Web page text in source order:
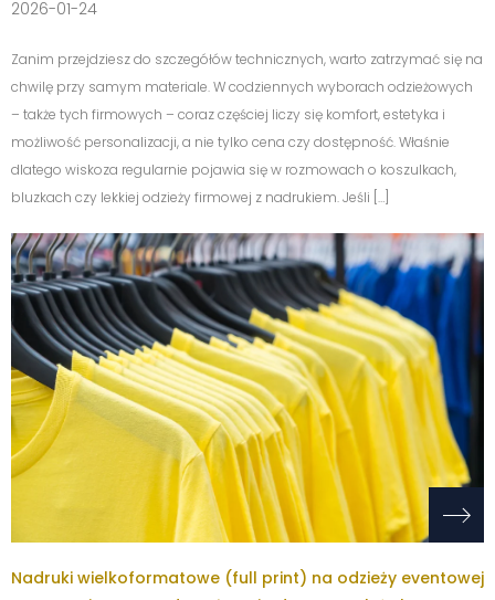
2026-01-24
Zanim przejdziesz do szczegółów technicznych, warto zatrzymać się na
chwilę przy samym materiale. W codziennych wyborach odzieżowych
– także tych firmowych – coraz częściej liczy się komfort, estetyka i
możliwość personalizacji, a nie tylko cena czy dostępność. Właśnie
dlatego wiskoza regularnie pojawia się w rozmowach o koszulkach,
bluzkach czy lekkiej odzieży firmowej z nadrukiem. Jeśli […]
Nadruki wielkoformatowe (full print) na odzieży eventowej